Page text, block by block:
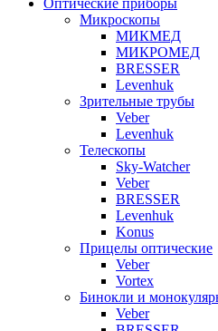
Оптические приборы
Микроскопы
МИКМЕД
МИКРОМЕД
BRESSER
Levenhuk
Зрительные трубы
Veber
Levenhuk
Телескопы
Sky-Watcher
Veber
BRESSER
Levenhuk
Konus
Прицелы оптические
Veber
Vortex
Бинокли и
Veber